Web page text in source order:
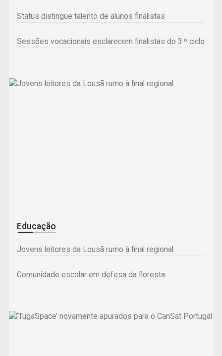
Serpins volta a ser palco de prova nacional de trial
Status distingue talento de alunos finalistas
Sessões vocacionais esclarecem finalistas do 3.º ciclo
Educação
Jovens leitores da Lousã rumo à final regional
Comunidade escolar em defesa da floresta